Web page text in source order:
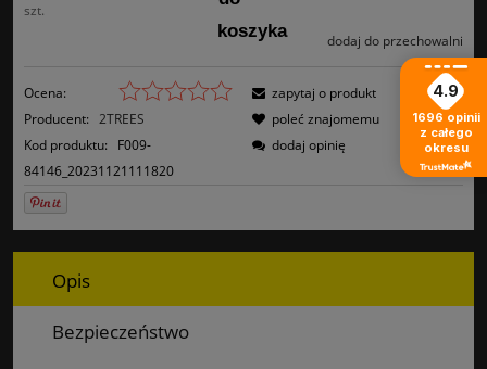
szt.
dodaj do przechowalni
Ocena:
Producent: 2TREES
Kod produktu:
F009-
84146_20231121111820
zapytaj o produkt
poleć znajomemu
dodaj opinię
Opis
Bezpieczeństwo
4.9
1696 opinii
z całego
okresu